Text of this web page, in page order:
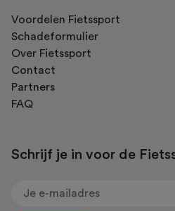
Voordelen Fietssport
Schadeformulier
Over Fietssport
Contact
Partners
FAQ
Schrijf je in voor de